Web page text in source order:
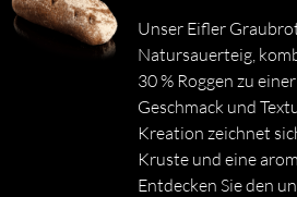
Unser Eifler
Natursauerteig,
30 % Roggen zu
Geschmack und
Kreation zeichnet
Kruste und eine
Entdecken Sie den